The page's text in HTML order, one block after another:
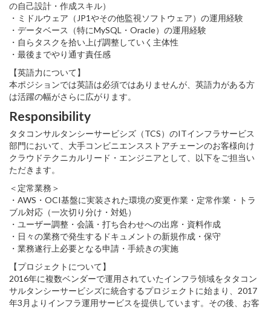
の自己設計・作成スキル）
・ミドルウェア（JP1やその他監視ソフトウェア）の運用経験
・データベース（特にMySQL・Oracle）の運用経験
・自らタスクを拾い上げ調整していく主体性
・最後までやり通す責任感
【英語力について】
本ポジションでは英語は必須ではありませんが、英語力がある方
は活躍の幅がさらに広がります。
Responsibility
タタコンサルタンシーサービシズ（TCS）のITインフラサービス
部門において、大手コンビニエンスストアチェーンのお客様向け
クラウドテクニカルリード・エンジニアとして、以下をご担当い
ただきます。
＜定常業務＞
・AWS・OCI基盤に実装された環境の変更作業・定常作業・トラ
ブル対応（一次切り分け・対処）
・ユーザー調整・会議・打ち合わせへの出席・資料作成
・日々の業務で発生するドキュメントの新規作成・保守
・業務遂行上必要となる申請・手続きの実施
【プロジェクトについて】
2016年に複数ベンダーで運用されていたインフラ領域をタタコン
サルタンシーサービシズに統合するプロジェクトに始まり、2017
年3月よりインフラ運用サービスを提供しています。その後、お客